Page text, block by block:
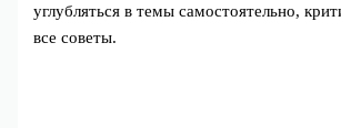
углубляться в темы самостоятельно,
все советы.